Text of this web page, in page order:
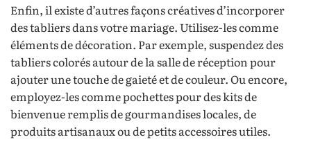
Enfin, il existe d’autres façons créatives d’incorporer
des tabliers dans votre mariage. Utilisez-les comme
éléments de décoration. Par exemple, suspendez des
tabliers colorés autour de la salle de réception pour
ajouter une touche de gaieté et de couleur. Ou encore,
employez-les comme pochettes pour des kits de
bienvenue remplis de gourmandises locales, de
produits artisanaux ou de petits accessoires utiles.